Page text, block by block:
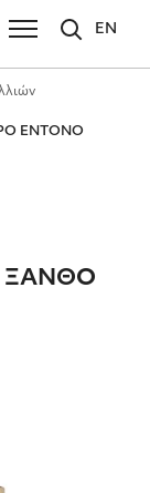
EN
ΕΝΤΟΝΟ
ΞΑΝΘΟ